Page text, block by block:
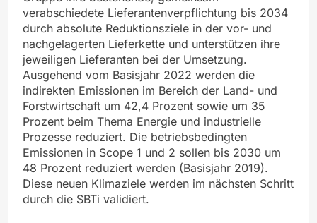
verabschiedete Lieferantenverpflichtung bis 2034
durch absolute Reduktionsziele in der vor- und
nachgelagerten Lieferkette und unterstützen ihre
jeweiligen Lieferanten bei der Umsetzung.
Ausgehend vom Basisjahr 2022 werden die
indirekten Emissionen im Bereich der Land- und
Forstwirtschaft um 42,4 Prozent sowie um 35
Prozent beim Thema Energie und industrielle
Prozesse reduziert. Die betriebsbedingten
Emissionen in Scope 1 und 2 sollen bis 2030 um
48 Prozent reduziert werden (Basisjahr 2019).
Diese neuen Klimaziele werden im nächsten Schritt
durch die SBTi validiert.